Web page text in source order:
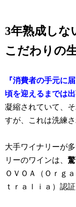
3年熟成しな
こだわりの
『消費者の手元に
頃を迎えるまでは出
凝縮されていて、
すが、これは洗練
大手ワイナリーが
リーのワインは、
ＯＶＯＡ（Ｏｒｇ
ｔｒａｌｉａ）認